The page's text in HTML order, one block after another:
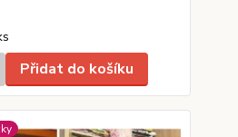
Přidat do košíku